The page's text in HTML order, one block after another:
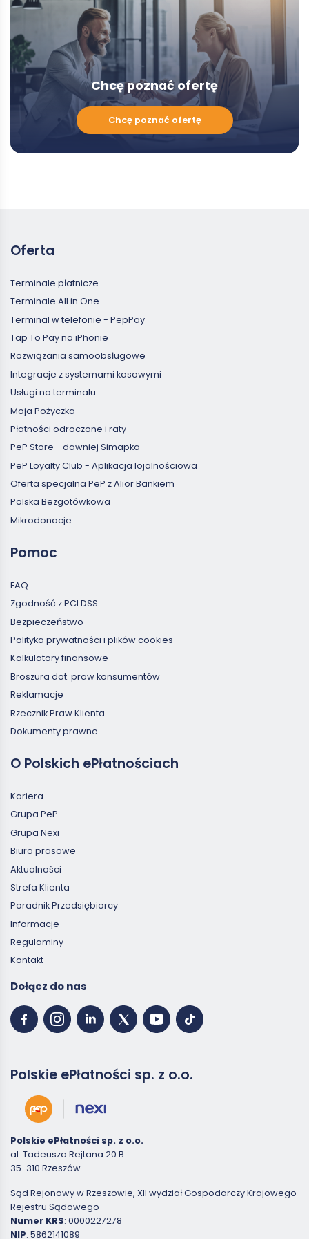
Chcę poznać ofertę
Chcę
Chcę poznać ofertę
Oferta
Terminale płatnicze
Terminale All in One
Terminal w telefonie - PepPay
Tap To Pay na iPhonie
Rozwiązania samoobsługowe
Integracje z systemami kasowymi
Usługi na terminalu
Moja Pożyczka
Płatności odroczone i raty
PeP Store - dawniej Simapka
PeP Loyalty Club - Aplikacja lojalnościowa
Oferta specjalna PeP z Alior Bankiem
Polska Bezgotówkowa
Mikrodonacje
Pomoc
FAQ
Zgodność z PCI DSS
Bezpieczeństwo
Polityka prywatności i plików cookies
Kalkulatory finansowe
Broszura dot. praw konsumentów
Reklamacje
Rzecznik Praw Klienta
Dokumenty prawne
O Polskich ePłatnościach
Kariera
Grupa PeP
Grupa Nexi
Biuro prasowe
Aktualności
Strefa Klienta
Poradnik Przedsiębiorcy
Informacje
Regulaminy
Kontakt
Dołącz do nas
Polskie ePłatności sp. z o.o.
Polskie ePłatności sp. z o.o.
al. Tadeusza Rejtana 20 B
35-310 Rzeszów
Sąd Rejonowy w Rzeszowie, XII wydział Gospodarczy Krajowego
Rejestru Sądowego
Numer KRS: 0000227278
NIP: 5862141089